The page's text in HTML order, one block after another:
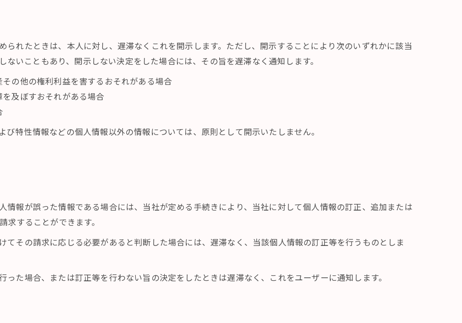
られたときは、本人に対し、遅滞なくこれを開示します。ただし、開示することにより次のいずれかに該当
いこともあり、開示しない決定をした場合には、その旨を遅滞なく通知します。
の他の権利利益を害するおそれがある場合
及ぼすおそれがある場合
び特性情報などの個人情報以外の情報については、原則として開示いたしません。
情報が誤った情報である場合には、当社が定める手続きにより、当社に対して個人情報の訂正、追加または
求することができます。
てその請求に応じる必要があると判断した場合には、遅滞なく、当該個人情報の訂正等を行うものとしま
った場合、または訂正等を行わない旨の決定をしたときは遅滞なく、これをユーザーに通知します。